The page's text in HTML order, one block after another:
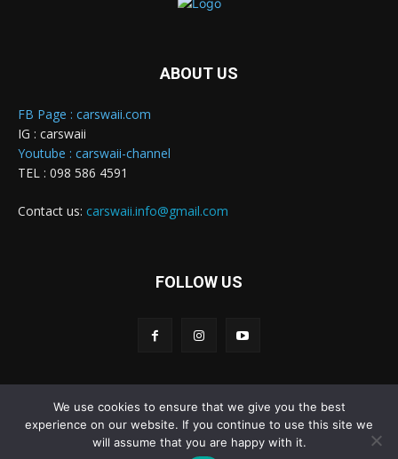
ABOUT US
FB Page : carswaii.com
IG : carswaii
Youtube : carswaii-channel
TEL : 098 586 4591
Contact us: carswaii.info@gmail.com
FOLLOW US
Carswaii © Copyright All right reserved
Review&Test
We use cookies to ensure that we give you the best
experience on our website. If you continue to use this site we
will assume that you are happy with it.